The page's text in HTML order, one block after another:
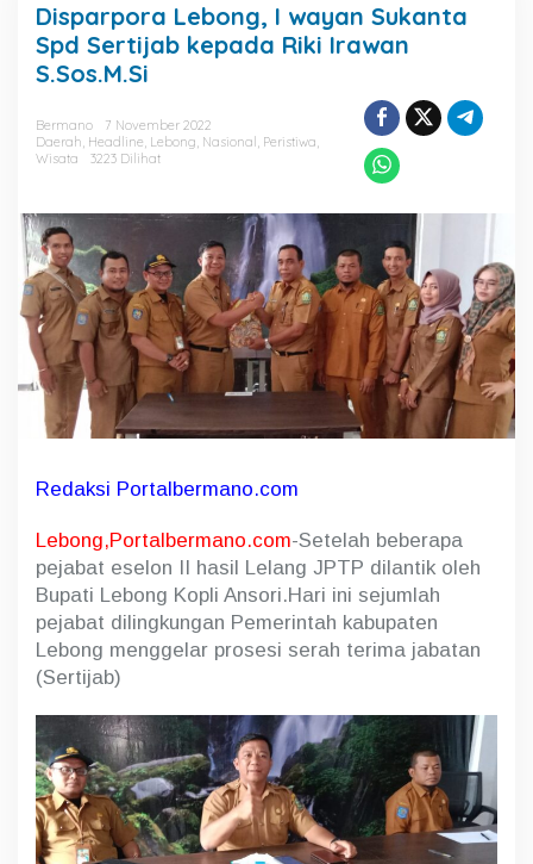
p
a
r
e
b
o
n
g
,
I
w
a
a
u
n
t
a
S
d
t
i
j
a
b
k
Disparpora Lebong, I wayan Sukanta
Spd Sertijab kepada Riki Irawan
S.Sos.M.Si
Bermano
7 November 2022
Daerah, Headline, Lebong, Nasional , Peristiwa,
Wisata
3223 Dilihat
Redaksi Portalbermano.com
Lebong,Portalbermano.com-Setelah beberapa
pejabat eselon II hasil Lelang JPTP dilantik oleh
Bupati Lebong Kopli Ansori.Hari ini sejumlah
pejabat dilingkungan Pemerintah kabupaten
Lebong menggelar prosesi serah terima jabatan
(Sertijab)